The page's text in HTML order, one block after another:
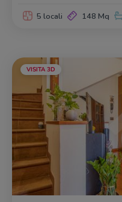
5 locali 148 Mq
VISITA 3D